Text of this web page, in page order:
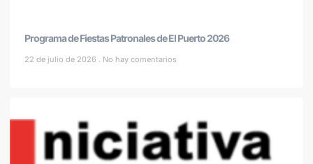
Programa de Fiestas Patronales de El Puerto 2026
22 de julio de 2026 No hay comentarios